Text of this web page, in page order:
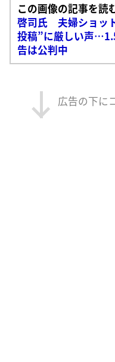
この画像の記事を読
啓司氏 夫婦ショッ
投稿”に厳しい声
告は公判中
広告の下に